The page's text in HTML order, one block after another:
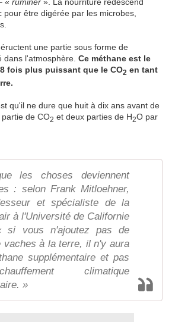
être digérée par les microbes,
une partie sous forme de
dans l'atmosphère. Ce méthane est le
fois plus puissant que le CO2 en tant
qu'il ne dure que huit à dix ans avant de
de CO2 et deux parties de H2O par
les choses deviennent
: selon Frank Mitloehner,
et spécialiste de la
à l'Université de Californie
si vous n'ajoutez pas de
vaches à la terre, il n'y aura
supplémentaire et pas
climatique
»